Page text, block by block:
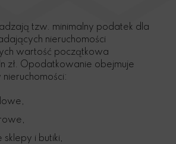
tzw. minimalny podatek dla
nieruchomości
wartość początkowa
zł. Opodatkowanie obejmuje
sklepy i butiki,